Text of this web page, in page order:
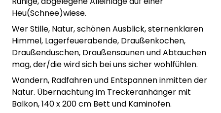
Heu(Schnee)wiese.
Wer Stille, Natur, schönen Ausblick, sternenklaren
Himmel, Lagerfeuerabende, Draußenkochen,
Draußenduschen, Draußensaunen und Abtauchen
mag, der/die wird sich bei uns sicher wohlfühlen.
Wandern, Radfahren und Entspannen inmitten der
Natur. Übernachtung im Treckeranhänger mit
Balkon, 140 x 200 cm Bett und Kaminofen.